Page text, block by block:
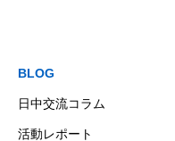
BLOG
日中交流コラム
活動レポート